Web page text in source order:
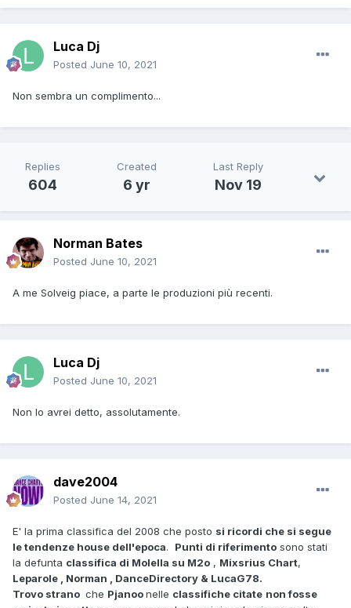
Luca Dj
Posted June 10, 2021
Non sembra un complimento...
Replies
604
Created
6 yr
Last Reply
Nov 19
Norman Bates
Posted June 10, 2021
A me Solveig piace, a parte le produzioni più recenti.
Luca Dj
Posted June 10, 2021
Non lo avrei detto, assolutamente.
dave2004
Posted June 14, 2021
E' la prima classifica del 2008 che posto si ricordi che si segue
le tendenze house dell'epoca. Punti di riferimento sono stati
la defunta classifica di Molella su M2o , Mixsrius Chart,
Leparole , Norman , DanceDirectory & LucaG78.
Trovo strano che Pjanoonelle classifiche citate non fosse